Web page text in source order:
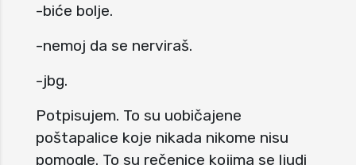
-biće bolje.
-nemoj da se nerviraš.
-jbg.
Potpisujem. To su uobičajene
poštapalice koje nikada nikome nisu
pomogle. To su rečenice kojima se ljudi